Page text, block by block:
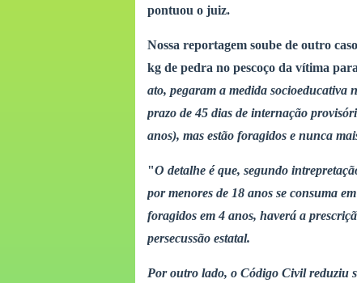
pontuou o juiz.
Nossa reportagem soube de outro
kg de pedra no pescoço da vítima
ato, pegaram a medida socioeducativa
prazo de 45 dias de internação
anos), mas estão foragidos e nunca
"O detalhe é que, segundo
por menores de 18 anos se consuma
foragidos em 4 anos, haverá a
persecussão estatal.
Por outro lado, o Código Civil reduziu